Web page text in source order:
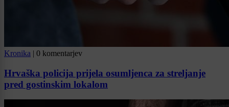
Kronika | 0 komentarjev
Hrvaška policija prijela osumljenca za streljanje
pred gostinskim lokalom